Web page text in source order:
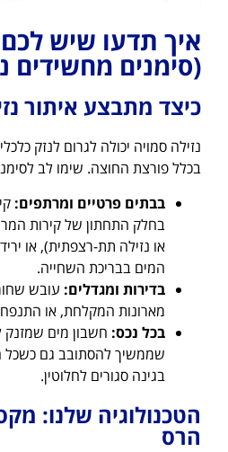
איך תדעו שיש לכם
(סימנים מחשידים
כיצד מתבצע איתור
נזילה סמויה יכולה לגרום לנזק
בכלל פורצת החוצה. שימו לב
בבתים פרטיים ומרתפים:
בחלק התחתון של קירות
או נזילה תת-רצפתית), או
המים בבריכת השחייה.
בדירות ומגדלים: עובש
מארונות המקלחת, או
בכל נכס: חשבון מים שמזנק
שממשיך להסתובב גם כשכל
בגינה סגורים לחלוטין.
הטכנולוגיה שלנו:
הרס